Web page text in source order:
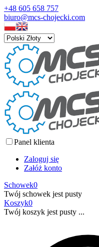
+48 605 658 757
biuro@mcs-chojecki.com
Panel klienta
Zaloguj się
Załóż konto
Schowek0
Twój schowek jest pusty
Koszyk0
Twój koszyk jest pusty ...